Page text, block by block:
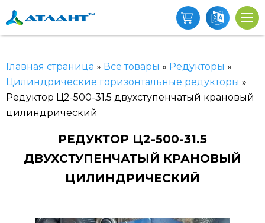
Главная страница » Все товары » Редукторы »
Цилиндрические горизонтальные редукторы »
Редуктор Ц2-500-31.5 двухступенчатый крановый
цилиндрический
РЕДУКТОР Ц2-500-31.5
ДВУХСТУПЕНЧАТЫЙ КРАНОВЫЙ
ЦИЛИНДРИЧЕСКИЙ